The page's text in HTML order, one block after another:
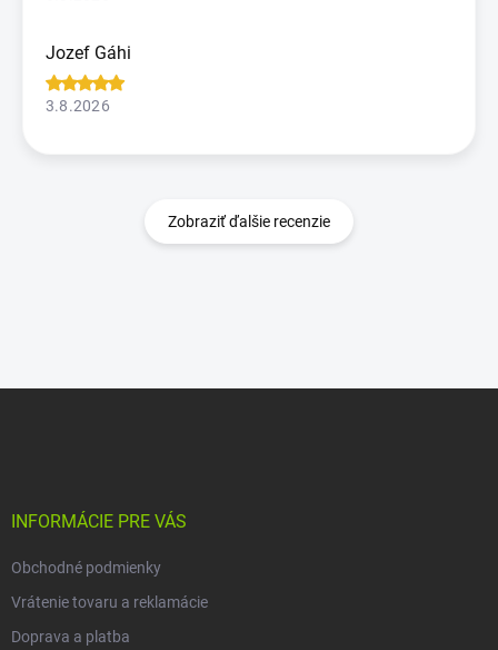
Jozef Gáhi
3.8.2026
Zobraziť ďalšie recenzie
INFORMÁCIE PRE VÁS
Obchodné podmienky
Vrátenie tovaru a reklamácie
Doprava a platba